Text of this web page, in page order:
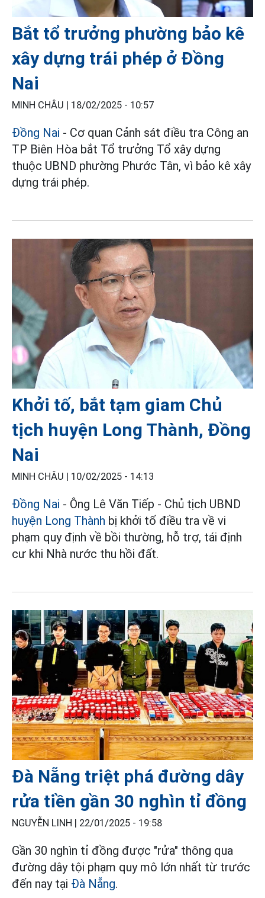
Bắt tổ trưởng phường bảo kê
xây dựng trái phép ở Đồng
Nai
MINH CHÂU | 18/02/2025 - 10:57
Đồng Nai - Cơ quan Cảnh sát điều tra Công an
TP Biên Hòa bắt Tổ trưởng Tổ xây dựng
thuộc UBND phường Phước Tân, vì bảo kê xây
dựng trái phép.
Khởi tố, bắt tạm giam Chủ
tịch huyện Long Thành, Đồng
Nai
MINH CHÂU | 10/02/2025 - 14:13
Đồng Nai - Ông Lê Văn Tiếp - Chủ tịch UBND
huyện Long Thành bị khởi tố điều tra về vi
phạm quy định về bồi thường, hỗ trợ, tái định
cư khi Nhà nước thu hồi đất.
Đà Nẵng triệt phá đường dây
rửa tiền gần 30 nghìn tỉ đồng
NGUYỄN LINH | 22/01/2025 - 19:58
Gần 30 nghìn tỉ đồng được "rửa" thông qua
đường dây tội phạm quy mô lớn nhất từ trước
đến nay tại Đà Nẵng.